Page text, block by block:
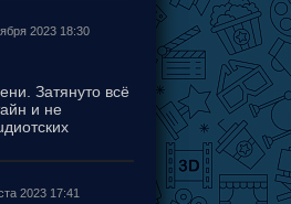
2023 18:30
Затянуто всё
и не
2023 17:41